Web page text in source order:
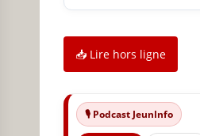
📥 Lire hors ligne
🎙️ Podcast JeunInfo